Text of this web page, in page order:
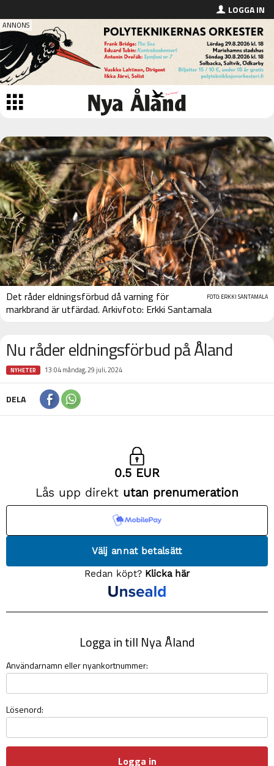
LOGGA IN
FOTO: ERKKI SANTAMALA
Det råder eldningsförbud då varning för
markbrand är utfärdad. Arkivfoto: Erkki Santamala
Nu råder eldningsförbud på Åland
NYHETER 13:04 måndag, 29 juli, 2024
DELA